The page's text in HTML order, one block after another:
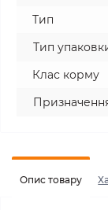
Тип
Тип
Клас корму
Опис товару